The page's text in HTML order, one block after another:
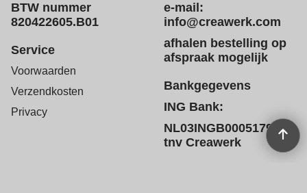
BTW nummer
820422605.B01
e-mail:
info@creawerk.com
afhalen bestelling op
afspraak mogelijk
Service
Voorwaarden
Verzendkosten
Privacy
Bankgegevens
ING Bank:
NL03INGB0005179572
tnv Creawerk